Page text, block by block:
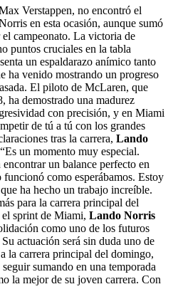
Verstappen, no encontró el
en esta ocasión, aunque sumó
campeonato. La victoria de
puntos cruciales en la tabla
un espaldarazo anímico tanto
ha venido mostrando un progreso
El piloto de McLaren, que
ha demostrado una madurez
con precisión, y en Miami
de tú a tú con los grandes
tras la carrera, Lando
un momento muy especial.
un balance perfecto en
como esperábamos. Estoy
ha hecho un trabajo increíble.
para la carrera principal del
sprint de Miami, Lando Norris
como uno de los futuros
actuación será sin duda uno de
la carrera principal del domingo,
sumando en una temporada
la mejor de su joven carrera. Con